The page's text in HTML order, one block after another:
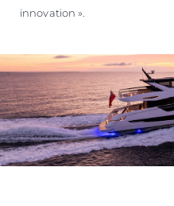
innovation ».